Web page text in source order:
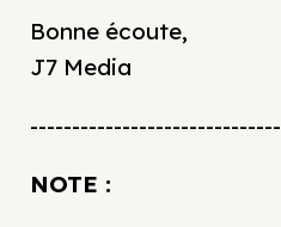
Bonne écoute,
J7 Media
------------------------------
NOTE :